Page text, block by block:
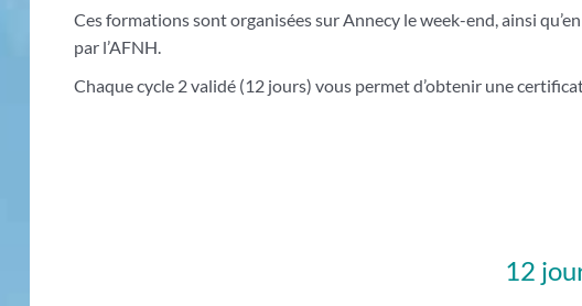
Ces formations sont organisées sur Annecy le week-end, ainsi
par l’AFNH.
Chaque cycle 2 validé (12 jours) vous permet d’obtenir une
12